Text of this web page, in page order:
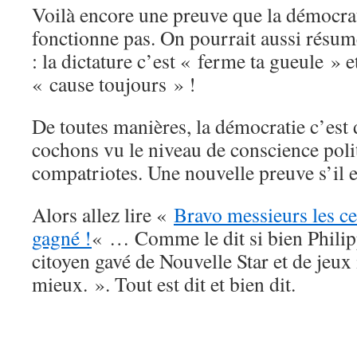
Voilà encore une preuve que la
fonctionne pas. On pourrait aussi
: la dictature c’est « ferme ta gueule »
« cause toujours » !
De toutes manières, la démocratie
cochons vu le niveau de conscience
compatriotes. Une nouvelle preuve s’il
Alors allez lire « Bravo messieurs les
gagné !« … Comme le dit si bien
citoyen gavé de Nouvelle Star et de
mieux. ». Tout est dit et bien dit.